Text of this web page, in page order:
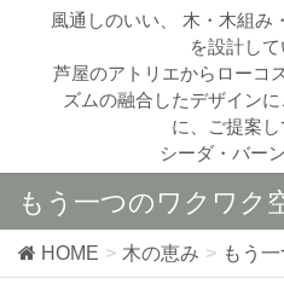
風通しのいい、 木・木組み
を設計して
芦屋のアトリエからローコ
ズムの融合したデザイン
に、ご提案し
シーダ・バー
もう一つのワクワク
HOME 木の恵み もう